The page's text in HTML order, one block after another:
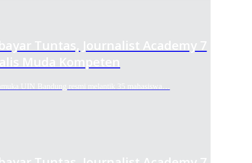
Tuntas, Journalist Academy 7
Muda Kompeten
UIN Bandung resmi melantik 35 mahasiswa…